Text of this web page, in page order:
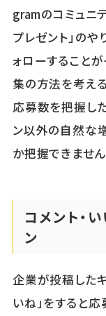
gramのコミュニ
プレゼント」のや
ォローすること
集の方法を考え
応募数を把握し
ン以外の自然な
か把握できません
コメント・
ン
企業が投稿した
いね」をすると